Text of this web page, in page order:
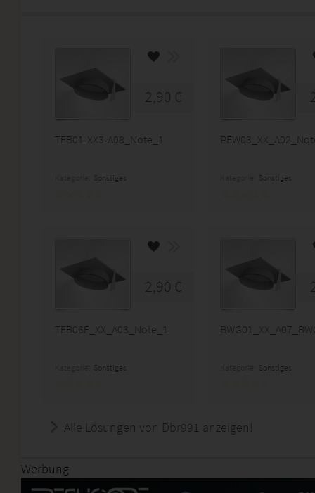
2,90 €
TEB01-XX3-A08_Note_1
Sonstiges Sonstiges
2,90 €
TEB06F_XX_A03_Note_1
Sonstiges Sonstiges
Alle Lösungen von Dbr991 anzeigen!
Werbung